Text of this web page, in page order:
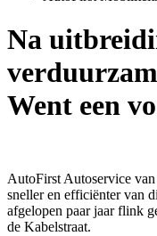
Na
Went een
AutoFirst Autoservice
sneller en efficiënter van
afgelopen paar jaar flink
de Kabelstraat.